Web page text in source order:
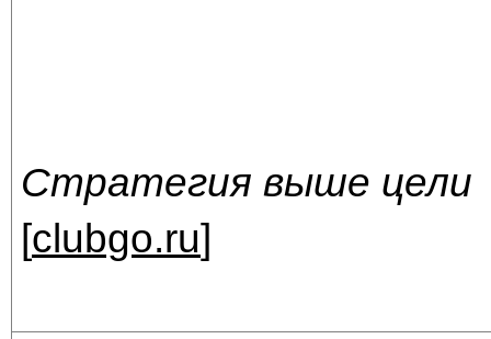
Стратегия выше цели
[clubgo.ru]